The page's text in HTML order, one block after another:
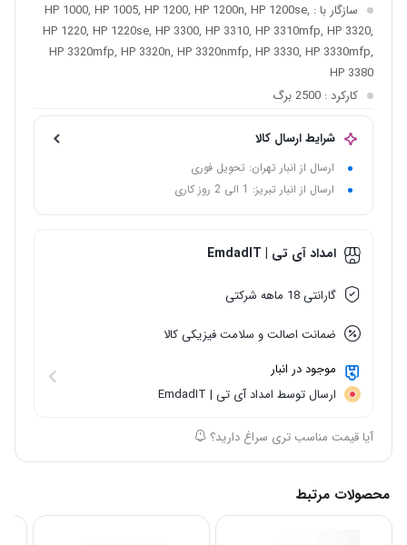
سازگار با : HP 1000, HP 1005, HP 1200, HP 1200n, HP 1200se,
HP 1220, HP 1220se, HP 3300, HP 3310, HP 3310mfp, HP 3320,
HP 3320mfp, HP 3320n, HP 3320nmfp, HP 3330, HP 3330mfp,
HP 3380
کارکرد: 2500 برگ
شرایط ارسال کالا
ارسال از انبار تهران: تحویل فوری
ارسال از انبار تبریز: 1 الی 2 روز کاری
امداد آی تی | EmdadIT
گارانتی 18 ماهه شرکتی
ضمانت اصالت و سلامت فیزیکی کالا
موجود در انبار
ارسال توسط امداد آی تی | EmdadIT
آیا قیمت مناسب تری سراغ دارید؟
محصولات مرتبط